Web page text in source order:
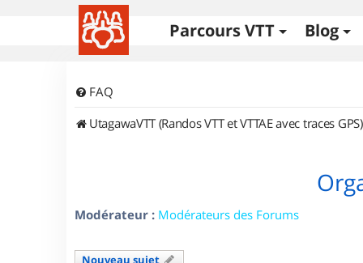
Parcours VTT Blog
FAQ
UtagawaVTT (Randos VTT et VTTAE avec traces GPS)
Modérateur : Modérateurs des Forums
Nouveau sujet